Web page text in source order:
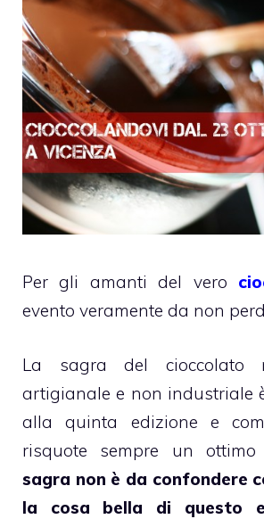
Per gli amanti del vero
evento veramente da non
La sagra del cioccolato
artigianale e non industriale
alla quinta edizione e
risquote sempre un ottimo
sagra non è da confondere
la cosa bella di questo